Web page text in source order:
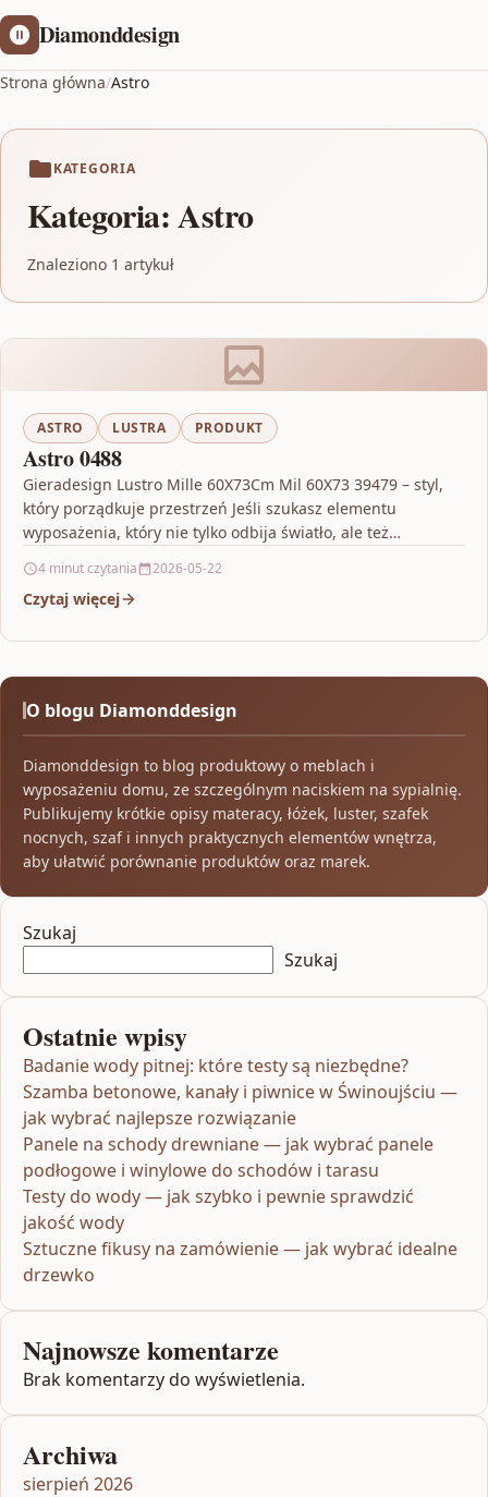
Diamonddesign
Strona główna/Astro
KATEGORIA
Kategoria:Astro
Znaleziono 1 artykuł
ASTRO LUSTRA PRODUKT
Astro 0488
Gieradesign Lustro Mille 60X73Cm Mil 60X73 39479 – styl,
który porządkuje przestrzeń Jeśli szukasz elementu
wyposażenia, który nie tylko odbija światło, ale też
4 minut czytania 2026-05-22
Czytaj więcej
O blogu Diamonddesign
Diamonddesign to blog produktowy o meblach i
wyposażeniu domu, ze szczególnym naciskiem na sypialnię.
Publikujemy krótkie opisy materacy, łóżek, luster, szafek
nocnych, szaf i innych praktycznych elementów wnętrza,
aby ułatwić porównanie produktów oraz marek.
Szukaj
Szukaj
Ostatnie wpisy
Badanie wody pitnej: które testy są niezbędne?
Szamba betonowe, kanały i piwnice w Świnoujściu —
jak wybrać najlepsze rozwiązanie
Panele na schody drewniane — jak wybrać panele
podłogowe i winylowe do schodów i tarasu
Testy do wody — jak szybko i pewnie sprawdzić
jakość wody
Sztuczne fikusy na zamówienie — jak wybrać idealne
drzewko
Najnowsze komentarze
Brak komentarzy do wyświetlenia.
Archiwa
sierpień 2026